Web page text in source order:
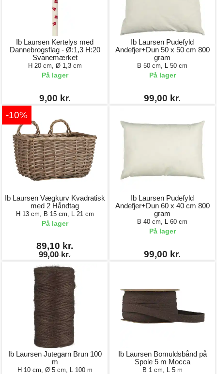
Ib Laursen Kertelys med
Dannebrogsflag - Ø:1,3 H:20
Svanemærket
H 20 cm, Ø 1,3 cm
På lager
9,00 kr.
Ib Laursen Pudefyld
Andefjer+Dun 50 x 50 cm 800
gram
B 50 cm, L 50 cm
På lager
99,00 kr.
-10%
Ib Laursen Vægkurv Kvadratisk
med 2 Håndtag
H 13 cm, B 15 cm, L 21 cm
På lager
89,10 kr.
99,00 kr.
Ib Laursen Pudefyld
Andefjer+Dun 60 x 40 cm 800
gram
B 40 cm, L 60 cm
På lager
99,00 kr.
Ib Laursen Jutegarn Brun 100
m
H 10 cm, Ø 5 cm, L 100 m
Ib Laursen Bomuldsbånd på
Spole 5 m Mocca
B 1 cm, L 5 m